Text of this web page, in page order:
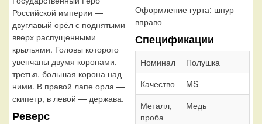
Российской империи —
двуглавый орёл с поднятыми
вверх распущенными
крыльями. Головы которого
увенчаны двумя коронами,
третья, большая корона над
ними. В правой лапе орла —
скипетр, в левой — держава.
Реверс
Оформление гурта: шнур
вправо
Спецификации
Номинал
Полушка
Качество
MS
Металл,
проба
Медь